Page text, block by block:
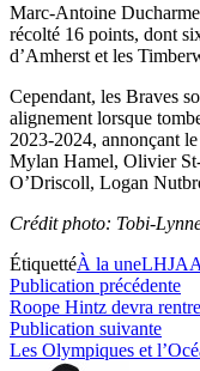
Marc-Antoine
récolté 16 points, dont
d’Amherst et les
Cependant, les Braves
alignement lorsque
2023-2024, annonçant
Mylan Hamel, Olivier
O’Driscoll, Logan
Crédit photo: Tobi-
ÉtiquettéÀ la une
Navigation
de
l’article
Publication précédente
Roope Hintz devra
Publication suivante
Les Olympiques et